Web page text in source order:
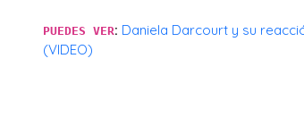
PUEDES VER: Daniela Darcourt y su
(VIDEO)